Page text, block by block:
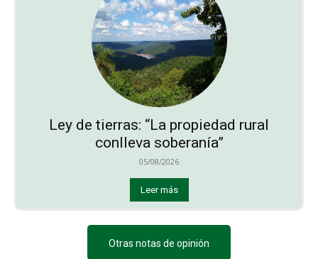
Ley de tierras: “La propiedad rural
conlleva soberanía”
05/08/2026
Leer más
Otras notas de opinión